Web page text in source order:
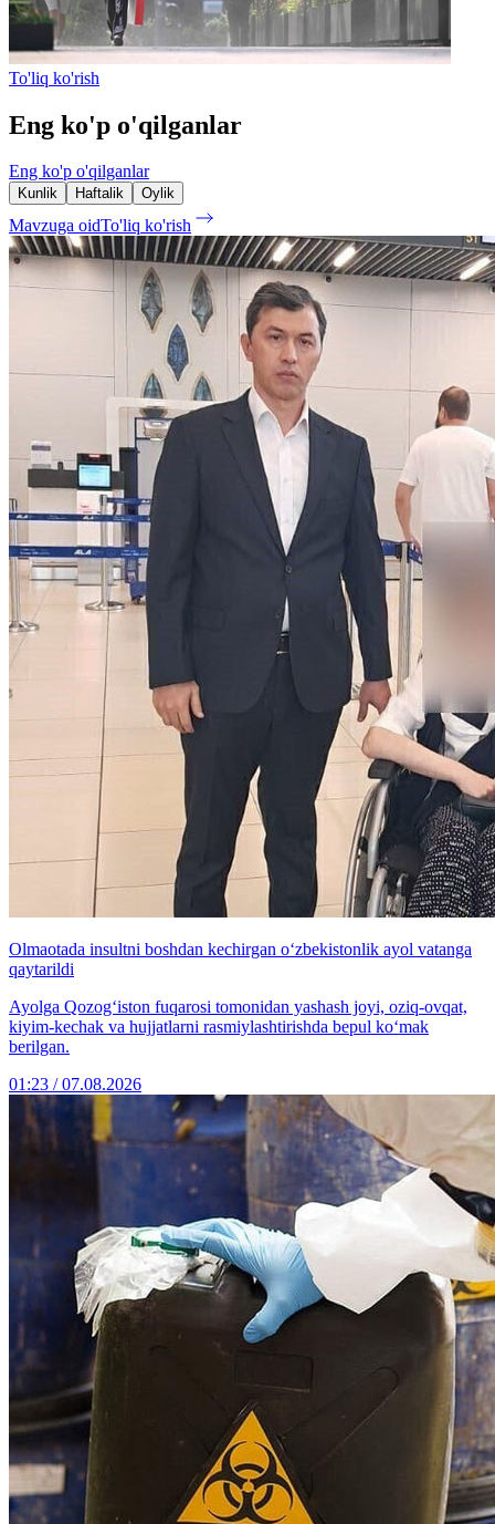
To'liq ko'rish
Eng ko'p o'qilganlar
Eng ko'p o'qilganlar
Kunlik Haftalik Oylik
Mavzuga oidTo'liq ko'rish
Olmaotada insultni boshdan kechirgan o‘zbekistonlik ayol vatanga
qaytarildi
Ayolga Qozog‘iston fuqarosi tomonidan yashash joyi, oziq-ovqat,
kiyim-kechak va hujjatlarni rasmiylashtirishda bepul ko‘mak
berilgan.
01:23 / 07.08.2026